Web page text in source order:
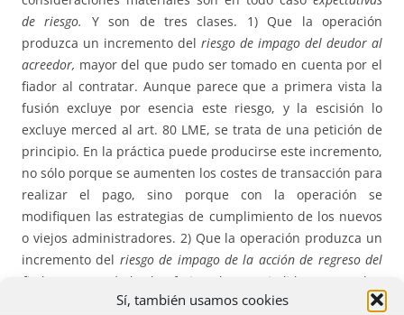
Sí, también usamos cookies
de riesgo. Y son de tres clases. 1) Que la operación
produzca un incremento del riesgo de impago del deudor al
acreedor, mayor del que pudo ser tomado en cuenta por el
fiador al contratar. Aunque parece que a primera vista la
fusión excluye por esencia este riesgo, y la escisión lo
excluye merced al art. 80 LME, se trata de una petición de
principio. En la práctica puede producirse este incremento,
no sólo porque se aumenten los costes de transacción para
realizar el pago, sino porque con la operación se
modifiquen las estrategias de cumplimiento de los nuevos
o viejos administradores. 2) Que la operación produzca un
incremento del riesgo de impago de la acción de regreso del
fiador contra el deudor fusionado o escindido.
Se pueden
hacer aquí reflexiones parecidas a las anteriores. 3) Que la